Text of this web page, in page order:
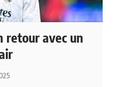
retour avec un